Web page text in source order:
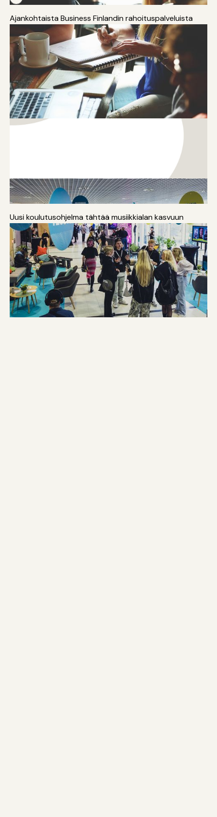
Ajankohtaista Business Finlandin rahoituspalveluista
Musiikki Kansainvälistyminen Koulutus
Uusi koulutusohjelma tähtää musiikkialan kasvuun
Lataa lisää